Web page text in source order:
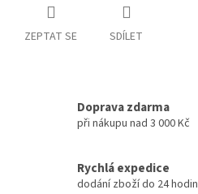
ZEPTAT SE SDÍLET
Doprava zdarma
při nákupu nad 3 000 Kč
Rychlá expedice
dodání zboží do 24 hodin